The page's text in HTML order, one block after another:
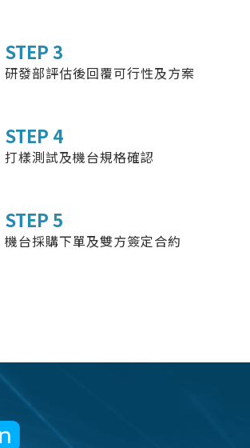
STEP 3
研發部評估後回覆可行性及方案
STEP 4
打樣測試及機台規格確認
STEP 5
機台採購下單及雙方簽定合約